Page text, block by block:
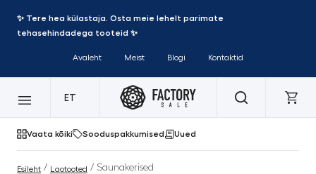
✨ Tere hea külastaja. Osta meie lehelt parimate
tehasehindadega tooteid ✨
Avaleht Meist Blogi Kontaktid
ET
Vaata kõiki Sooduspakkumised Uued
Esileht / Laotooted / Saunakerised